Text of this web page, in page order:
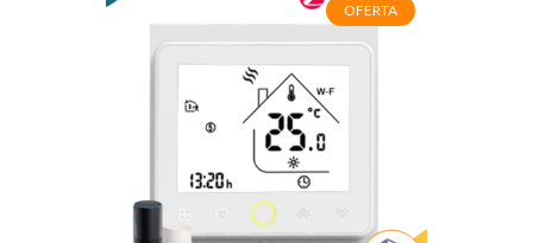
OFERTA